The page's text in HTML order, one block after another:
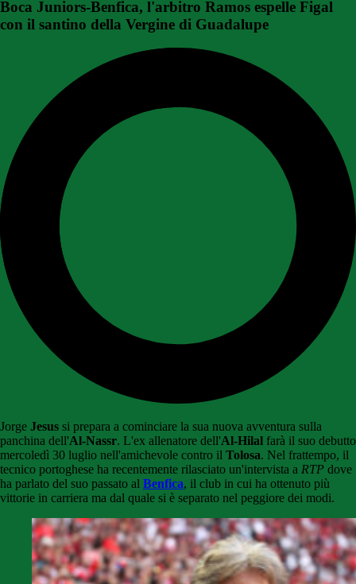
Boca Juniors-Benfica, l'arbitro Ramos espelle Figal
con il santino della Vergine di Guadalupe
Jorge Jesus si prepara a cominciare la sua nuova avventura sulla
panchina dell'Al-Nassr. L'ex allenatore dell'Al-Hilal farà il suo debutto
mercoledì 30 luglio nell'amichevole contro il Tolosa. Nel frattempo, il
tecnico portoghese ha recentemente rilasciato un'intervista a RTP dove
ha parlato del suo passato al Benfica, il club in cui ha ottenuto più
vittorie in carriera ma dal quale si è separato nel peggiore dei modi.